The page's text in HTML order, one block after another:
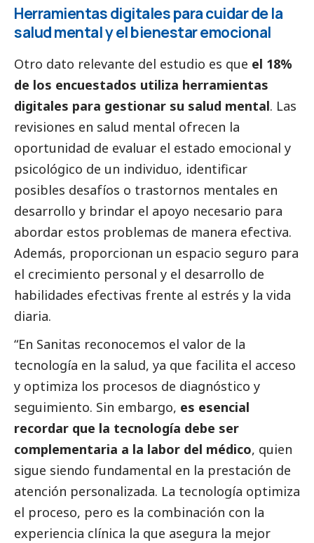
Herramientas digitales para cuidar de la
salud mental y el bienestar emocional
Otro dato relevante del estudio es que el 18%
de los encuestados utiliza herramientas
digitales para gestionar su salud mental. Las
revisiones en salud mental ofrecen la
oportunidad de evaluar el estado emocional y
psicológico de un individuo, identificar
posibles desafíos o trastornos mentales en
desarrollo y brindar el apoyo necesario para
abordar estos problemas de manera efectiva.
Además, proporcionan un espacio seguro para
el crecimiento personal y el desarrollo de
habilidades efectivas frente al estrés y la vida
diaria.
“En Sanitas reconocemos el valor de la
tecnología en la salud, ya que facilita el acceso
y optimiza los procesos de diagnóstico y
seguimiento. Sin embargo, es esencial
recordar que la tecnología debe ser
complementaria a la labor del médico, quien
sigue siendo fundamental en la prestación de
atención personalizada. La tecnología optimiza
el proceso, pero es la combinación con la
experiencia clínica la que asegura la mejor